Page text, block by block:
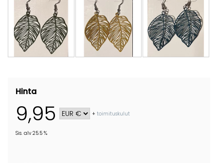
Hinta
9,95 +toimituskulut
Sis. alv 25.5 %